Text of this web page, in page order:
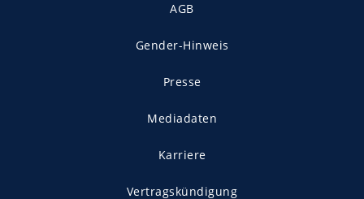
AGB
Gender-Hinweis
Presse
Mediadaten
Karriere
Vertragskündigung